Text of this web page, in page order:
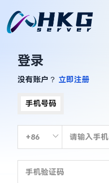
登录
没有账户？ 立即注册
手机号码